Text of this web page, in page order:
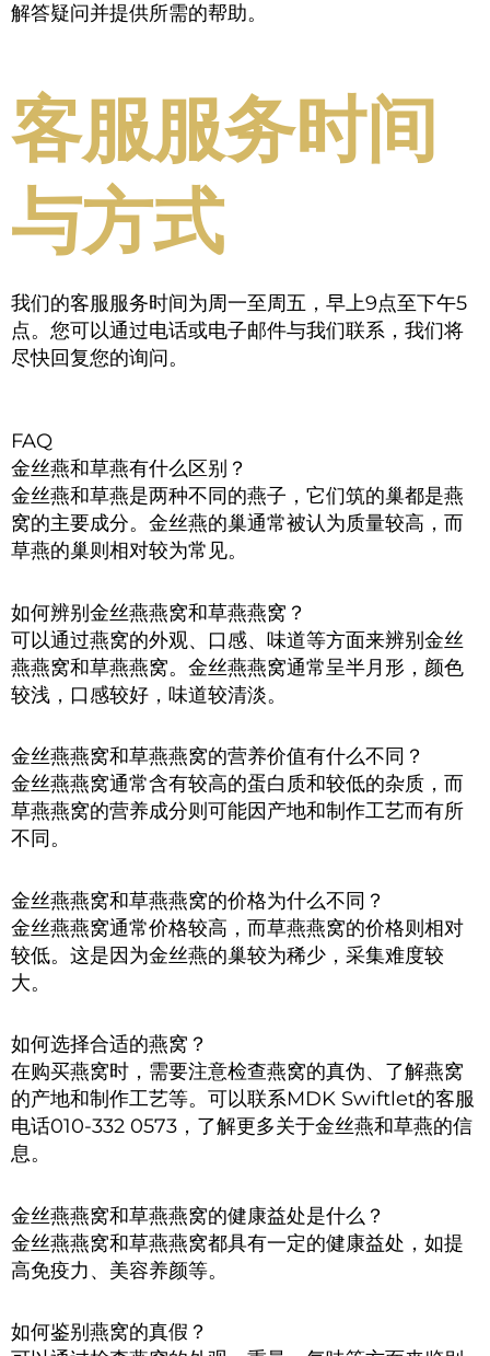
解答疑问并提供所需的帮助。
客服服务时间
与方式
我们的客服服务时间为周一至周五，早上9点至下午5
点。您可以通过电话或电子邮件与我们联系，我们将
尽快回复您的询问。
FAQ
金丝燕和草燕有什么区别？
金丝燕和草燕是两种不同的燕子，它们筑的巢都是燕
窝的主要成分。金丝燕的巢通常被认为质量较高，而
草燕的巢则相对较为常见。
如何辨别金丝燕燕窝和草燕燕窝？
可以通过燕窝的外观、口感、味道等方面来辨别金丝
燕燕窝和草燕燕窝。金丝燕燕窝通常呈半月形，颜色
较浅，口感较好，味道较清淡。
金丝燕燕窝和草燕燕窝的营养价值有什么不同？
金丝燕燕窝通常含有较高的蛋白质和较低的杂质，而
草燕燕窝的营养成分则可能因产地和制作工艺而有所
不同。
金丝燕燕窝和草燕燕窝的价格为什么不同？
金丝燕燕窝通常价格较高，而草燕燕窝的价格则相对
较低。这是因为金丝燕的巢较为稀少，采集难度较
大。
如何选择合适的燕窝？
在购买燕窝时，需要注意检查燕窝的真伪、了解燕窝
的产地和制作工艺等。可以联系MDK Swiftlet的客服
电话010-332 0573，了解更多关于金丝燕和草燕的信
息。
金丝燕燕窝和草燕燕窝的健康益处是什么？
金丝燕燕窝和草燕燕窝都具有一定的健康益处，如提
高免疫力、美容养颜等。
如何鉴别燕窝的真假？